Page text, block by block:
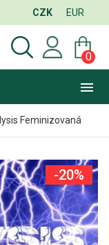
CZK EUR
0
Feminizovaná
-20%